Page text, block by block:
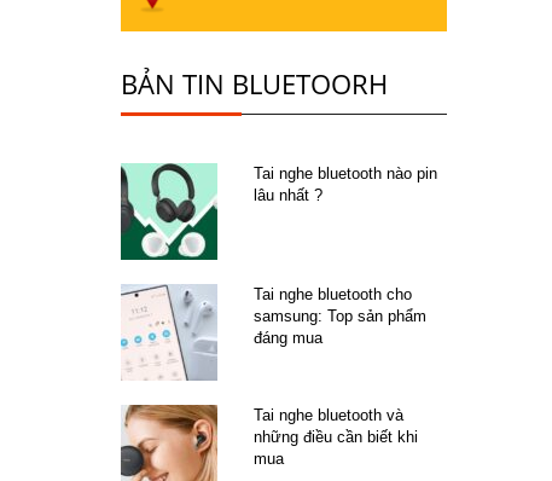
BẢN TIN BLUETOORH
Tai nghe bluetooth nào pin
lâu nhất ?
Tai nghe bluetooth cho
samsung: Top sản phẩm
đáng mua
Tai nghe bluetooth và
những điều cần biết khi
mua